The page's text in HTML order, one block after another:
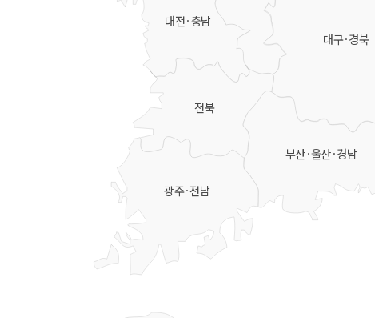
대전·충남
대구·경북
부산·울산·경남
전북
광주·전남